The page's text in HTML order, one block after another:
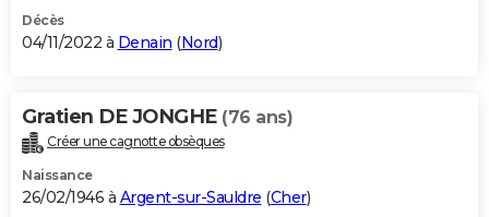
Décès
04/11/2022 à Denain (Nord)
Gratien DE JONGHE (76 ans)
Créer une cagnotte obsèques
Naissance
26/02/1946 à Argent-sur-Sauldre (Cher)